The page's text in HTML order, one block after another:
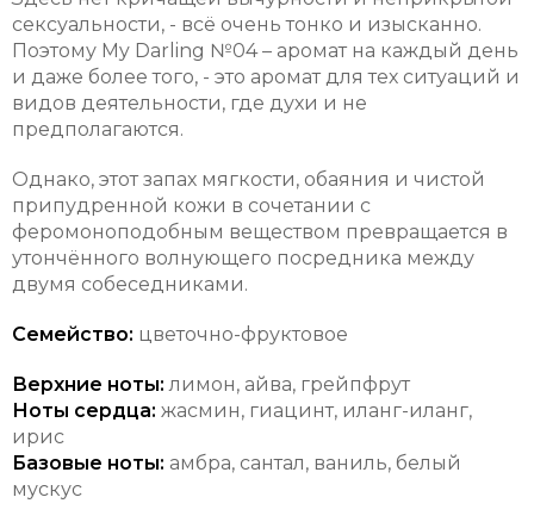
сексуальности, - всё очень тонко и изысканно.
Поэтому My Darling №04 – аромат на каждый день
и даже более того, - это аромат для тех ситуаций и
видов деятельности, где духи и не
предполагаются.
Однако, этот запах мягкости, обаяния и чистой
припудренной кожи в сочетании с
феромоноподобным веществом превращается в
утончённого волнующего посредника между
двумя собеседниками.
Семейство: цветочно-фруктовое
Верхние ноты: лимон, айва, грейпфрут
Ноты сердца: жасмин, гиацинт, иланг-иланг,
ирис
Базовые ноты: амбра, сантал, ваниль, белый
мускус